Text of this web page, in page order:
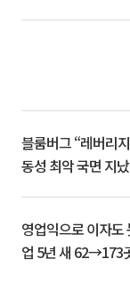
블룸버그 “레버리
동성 최악 국면 지
영업익으로 이자
업 5년 새 62→173